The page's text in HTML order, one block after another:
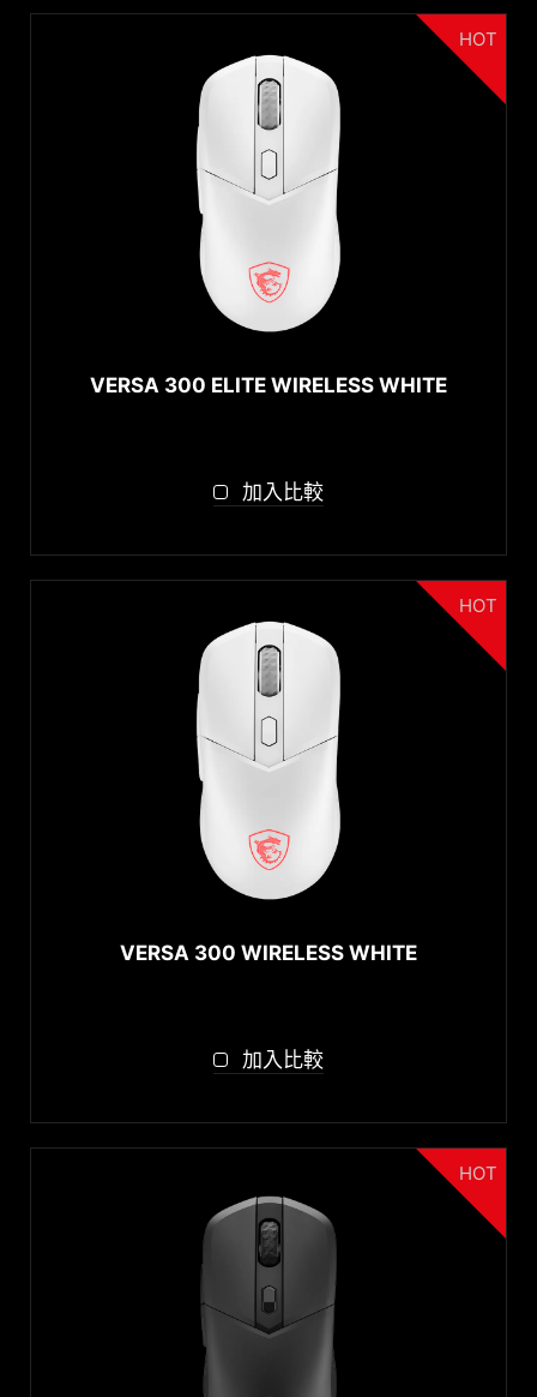
HOT
VERSA 300 ELITE WIRELESS WHITE
加入比較
HOT
VERSA 300 WIRELESS WHITE
加入比較
HOT